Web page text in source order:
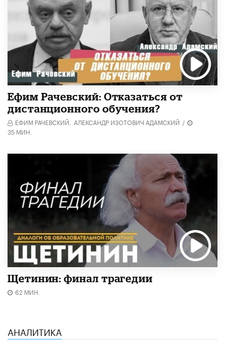
Ефим Рачевский: Отказаться от
дистанционного обучения?
ЕФИМ РАЧЕВСКИЙ, АЛЕКСАНДР ИЗОТОВИЧ АДАМСКИЙ /
35 МИН.
Щетинин: финал трагедии
62 МИН.
АНАЛИТИКА